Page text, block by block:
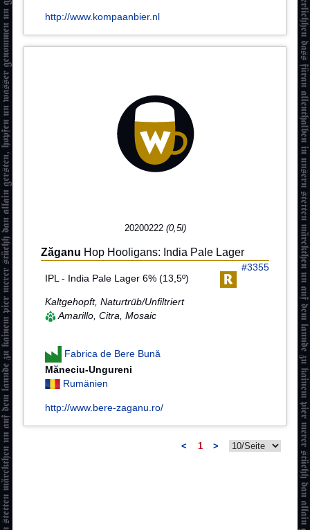
http://www.kompaanbier.nl
20200222 (0,5l)
Zăganu Hop Hooligans: India Pale Lager
#3355
IPL - India Pale Lager 6% (13,5º)
Kaltgehopft, Naturtrüb/Unfiltriert
Amarillo, Citra, Mosaic
Fabrica de Bere Bună
Măneciu-Ungureni
Rumänien
http://www.bere-zaganu.ro/
< 1 >